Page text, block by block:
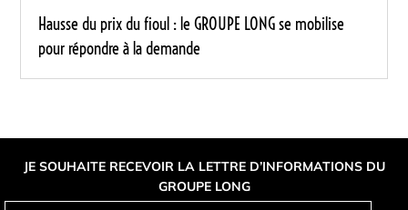
Hausse du prix du fioul : le GROUPE LONG se mobilise
pour répondre à la demande
JE SOUHAITE RECEVOIR LA LETTRE D’INFORMATIONS DU
GROUPE LONG